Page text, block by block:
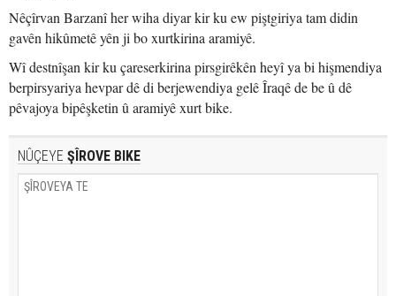
Nêçîrvan Barzanî her wiha diyar kir ku ew piştgiriya tam didin
gavên hikûmetê yên ji bo xurtkirina aramiyê.
Wî destnîşan kir ku çareserkirina pirsgirêkên heyî ya bi hişmendiya
berpirsyariya hevpar dê di berjewendiya gelê Îraqê de be û dê
pêvajoya bipêşketin û aramiyê xurt bike.
NÛÇEYE ŞÎROVE BIKE